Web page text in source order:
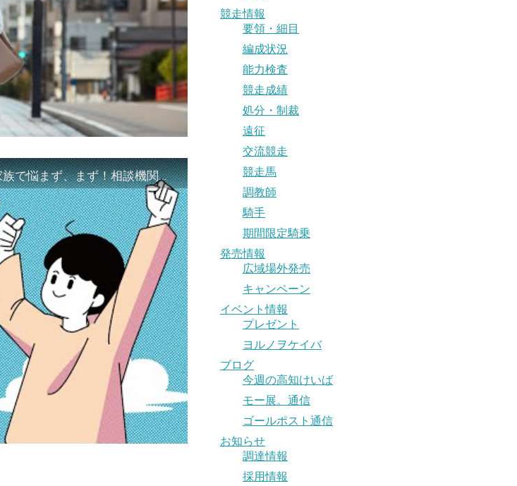
「ギャンブル等依存症対策啓発動画 ～一人で悩まず、家族で悩まず、まず！相談機関へ～」
競走情報
要領・細目
編成状況
能力検査
競走成績
処分・制裁
遠征
交流競走
競走馬
調教師
騎手
期間限定騎乗
発売情報
広域場外発売
キャンペーン
イベント情報
プレゼント
ヨルノヲケイバ
ブログ
今週の高知けいば
モー展。通信
ゴールポスト通信
お知らせ
調達情報
採用情報